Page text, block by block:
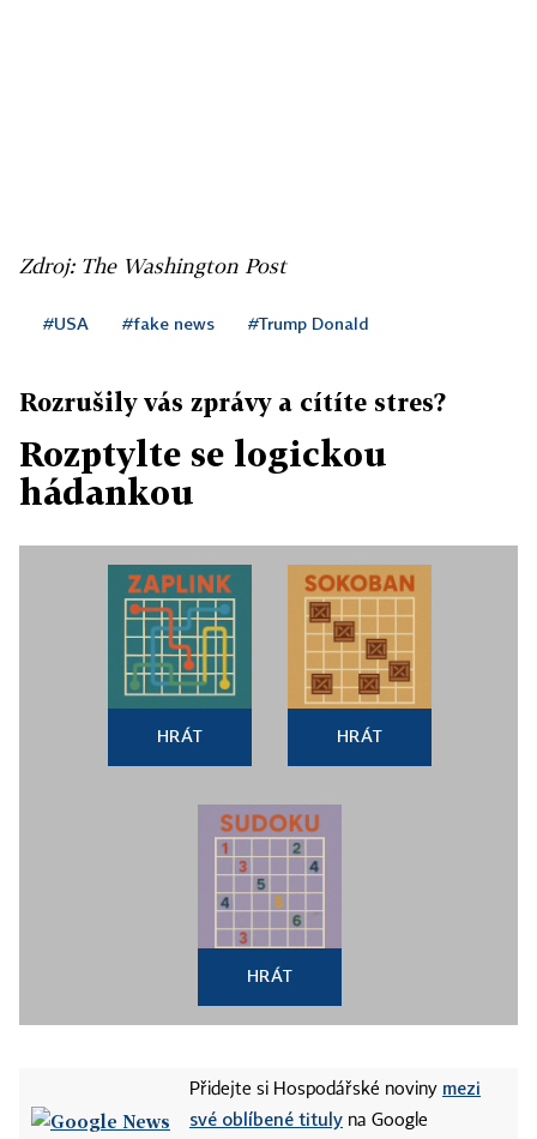
Zdroj: The Washington Post
#USA #fake news #Trump Donald
Rozrušily vás zprávy a cítíte stres?
Rozptylte se logickou
hádankou
HRÁT HRÁT
HRÁT
Přidejte si Hospodářské noviny mezi
své oblíbené tituly na Google